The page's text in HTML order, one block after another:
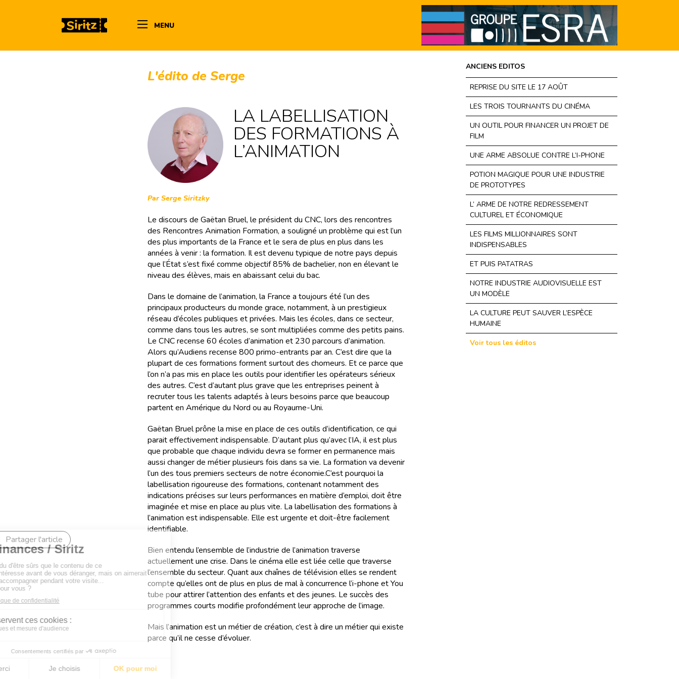
MENU
Partager l'article
L'édito de Serge
LA LABELLISATION
DES FORMATIONS À
L’ANIMATION
Par Serge Siritzky
Le discours de Gaëtan Bruel, le président du CNC, lors des rencontres
des Rencontres Animation Formation, a souligné un problème qui est l’un
des plus importants de la France et le sera de plus en plus dans les
années à venir : la formation. Il est devenu typique de notre pays depuis
que l’État s’est fixé comme objectif 85% de bachelier, non en élevant le
niveau des élèves, mais en abaissant celui du bac.
Dans le domaine de l’animation, la France a toujours été l’un des
principaux producteurs du monde grace, notamment, à un prestigieux
réseau d’écoles publiques et privées. Mais les écoles, dans ce secteur,
comme dans tous les autres, se sont multipliées comme des petits pains.
Le CNC recense 60 écoles d’animation et 230 parcours d’animation.
Alors qu’Audiens recense 800 primo-entrants par an. C’est dire que la
plupart de ces formations forment surtout des chomeurs. Et ce parce que
l’on n’a pas mis en place les outils pour identifier les opérateurs sérieux
des autres. C’est d’autant plus grave que les entreprises peinent à
recruter tous les talents adaptés à leurs besoins parce que beaucoup
partent en Amérique du Nord ou au Royaume-Uni.
Gaëtan Bruel prône la mise en place de ces outils d’identification, ce qui
parait effectivement indispensable. D’autant plus qu’avec l’IA, il est plus
que probable que chaque individu devra se former en permanence mais
aussi changer de métier plusieurs fois dans sa vie. La formation va devenir
l’un des tous premiers secteurs de notre économie.C’est pourquoi la
labellisation rigoureuse des formations, contenant notamment des
indications précises sur leurs performances en matière d’emploi, doit être
imaginée et mise en place au plus vite. La labellisation des formations à
l’animation est indispensable. Elle est urgente et doit-être facilement
identifiable.
Bien entendu l’ensemble de l’industrie de l’animation traverse
actuellement une crise. Dans le cinéma elle est liée celle que traverse
l’ensemble du secteur. Quant aux chaînes de télévision elles se rendent
compte qu’elles ont de plus en plus de mal à concurrence l’i-phone et You
tube pour attirer l’attention des enfants et des jeunes. Le succès des
programmes courts modifie profondément leur approche de l’image.
Mais l’animation est un métier de création, c’est à dire un métier qui existe
parce qu’il ne cesse d’évoluer.
ANCIENS EDITOS
REPRISE DU SITE LE 17 AOÛT
LES TROIS TOURNANTS DU CINÉMA
UN OUTIL POUR FINANCER UN PROJET DE
FILM
UNE ARME ABSOLUE CONTRE L’I-PHONE
POTION MAGIQUE POUR UNE INDUSTRIE
DE PROTOTYPES
L’ ARME DE NOTRE REDRESSEMENT
CULTUREL ET ÉCONOMIQUE
LES FILMS MILLIONNAIRES SONT
INDISPENSABLES
ET PUIS PATATRAS
NOTRE INDUSTRIE AUDIOVISUELLE EST
UN MODÈLE
LA CULTURE PEUT SAUVER L’ESPÈCE
HUMAINE
Voir tous les éditos